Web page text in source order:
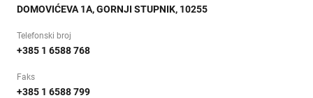
DOMOVIĆEVA 1A, GORNJI STUPNIK, 10255
Telefonski broj
+385 1 6588 768
Faks
+385 1 6588 799